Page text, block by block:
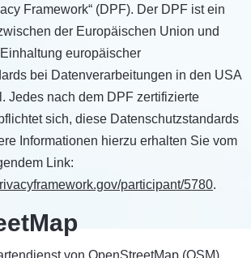
Framework“ (DPF). Der DPF ist ein
der Europäischen Union und
europäischer
bei Datenverarbeitungen in den USA
Jedes nach dem DPF zertifizierte
sich, diese Datenschutzstandards
Informationen hierzu erhalten Sie vom
Link:
participant/5780.
von OpenStreetMap (OSM).